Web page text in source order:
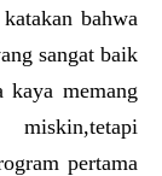
bahwa
sangat baik
kaya memang
pertama